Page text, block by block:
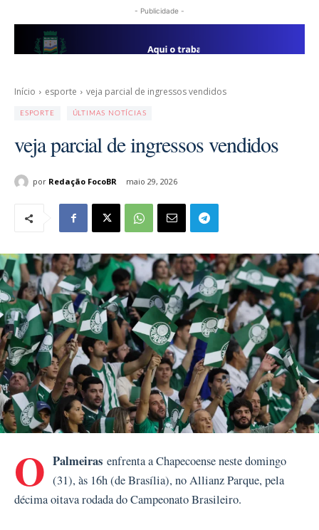
- Publicidade -
Início esporte veja parcial de ingressos vendidos
ESPORTE ÚLTIMAS NOTÍCIAS
veja parcial de ingressos vendidos
por Redação FocoBR maio 29, 2026
O Palmeiras enfrenta a Chapecoense neste domingo
(31), às 16h (de Brasília), no Allianz Parque, pela
décima oitava rodada do Campeonato Brasileiro.